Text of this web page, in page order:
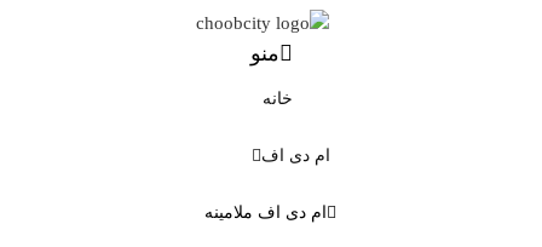
منو
خانه
ام دی اف
ام دی اف ملامینه